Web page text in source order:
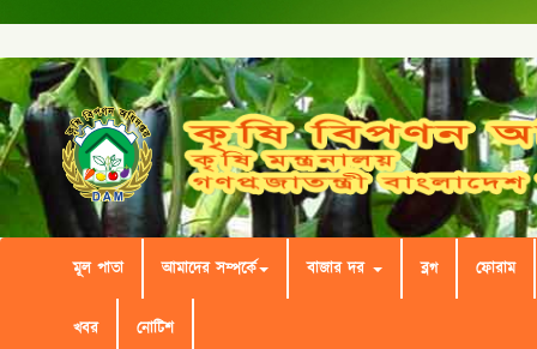
মূল পাতা আমাদের সম্পর্কে বাজার দর ব্লগ ফোরাম
খবর নোটিশ